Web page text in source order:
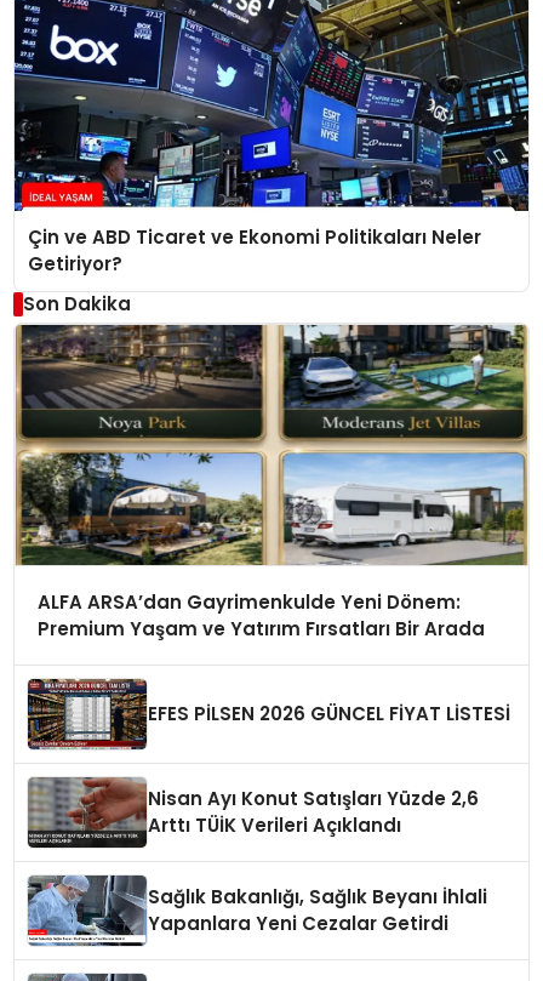
Çin ve ABD Ticaret ve Ekonomi Politikaları Neler
Getiriyor?
Son Dakika
ALFA ARSA’dan Gayrimenkulde Yeni Dönem:
Premium Yaşam ve Yatırım Fırsatları Bir Arada
EFES PİLSEN 2026 GÜNCEL FİYAT LİSTESİ
Nisan Ayı Konut Satışları Yüzde 2,6
Arttı TÜİK Verileri Açıklandı
Sağlık Bakanlığı, Sağlık Beyanı İhlali
Yapanlara Yeni Cezalar Getirdi